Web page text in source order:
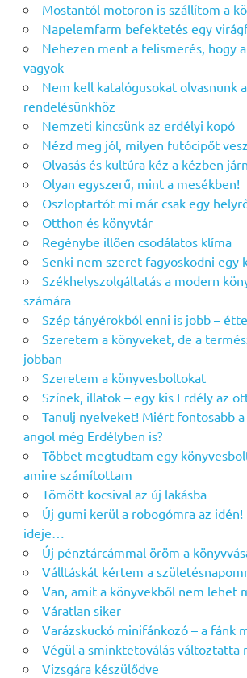
Mostantól motoron is szállítom a
Napelemfarm befektetés egy
Nehezen ment a felismerés, hogy
vagyok
Nem kell katalógusokat olvasnunk
rendelésünkhöz
Nemzeti kincsünk az erdélyi kopó
Nézd meg jól, milyen futócipőt
Olvasás és kultúra kéz a kézben
Olyan egyszerű, mint a mesékben!
Oszloptartót mi már csak egy
Otthon és könyvtár
Regénybe illően csodálatos klíma
Senki nem szeret fagyoskodni egy
Székhelyszolgáltatás a modern
számára
Szép tányérokból enni is jobb –
Szeretem a könyveket, de a
jobban
Szeretem a könyvesboltokat
Színek, illatok – egy kis Erdély az
Tanulj nyelveket! Miért fontosabb a
angol még Erdélyben is?
Többet megtudtam egy
amire számítottam
Tömött kocsival az új lakásba
Új gumi kerül a robogómra az
ideje…
Új pénztárcámmal öröm a
Válltáskát kértem a
Van, amit a könyvekből nem lehet
Váratlan siker
Varázskuckó minifánkozó – a fánk
Végül a sminktetoválás változtatta
Vizsgára készülődve